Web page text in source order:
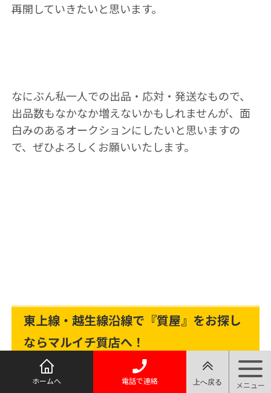
再開していきたいと思います。
なにぶん私一人での出品・応対・発送なもので、
出品数もなかなか増えないかもしれませんが、面
白みのあるオークションにしたいと思いますの
で、ぜひよろしくお願いいたします。
東上線・越生線沿線で『質屋』をお探し
ならマルイチ質店へ！
マルイチブログ 新着情報
ホームへ 電話で連絡